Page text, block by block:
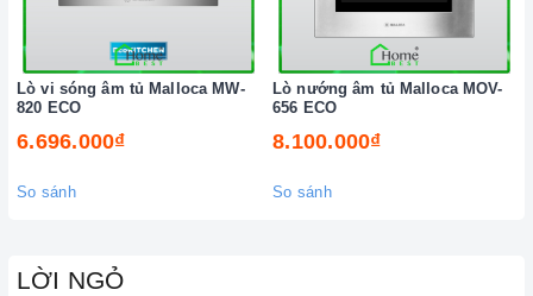
Lò vi sóng âm tủ Malloca MW-
820 ECO
6.696.000₫
So sánh
Lò nướng âm tủ Malloca MOV-
656 ECO
8.100.000₫
So sánh
LỜI NGỎ